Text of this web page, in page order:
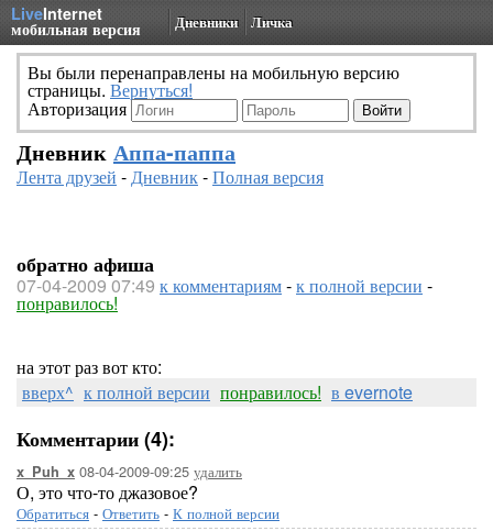
LiveInternet
мобильная версия Дневники Личка
Вы были перенаправлены на мобильную версию
страницы. Вернуться!
Авторизация
Дневник Аппа-паппа
Лента друзей -Дневник-Полная версия
обратно афиша
07-04-2009 07:49 к комментариям-к полной версии -
понравилось!
на этот раз вот кто:
вверх^ к полной версии понравилось! в evernote
Комментарии (4):
x_Puh_x 08-04-2009-09:25 удалить
О, это что-то джазовое?
Обратиться - Ответить - К полной версии